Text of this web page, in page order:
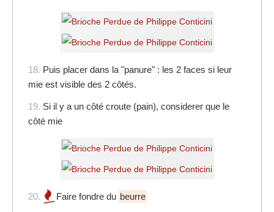
18. Puis placer dans la "panure" : les 2 faces si leur
mie est visible des 2 côtés.
19. Si il y a un côté croute (pain), considerer que le
côté mie
20. Faire fondre du beurre